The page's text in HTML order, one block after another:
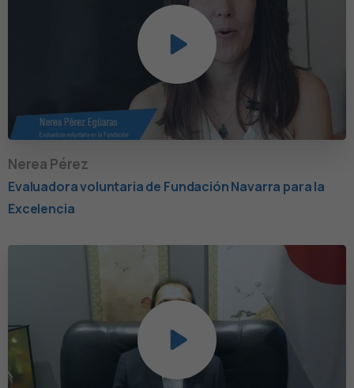
Nerea Pérez
Evaluadora voluntaria de Fundación Navarra para la
Excelencia